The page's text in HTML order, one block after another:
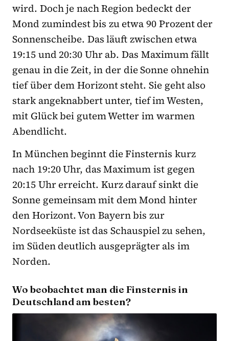
wird. Doch je nach Region bedeckt der
Mond zumindest bis zu etwa 90 Prozent der
Sonnenscheibe. Das läuft zwischen etwa
19:15 und 20:30 Uhr ab. Das Maximum fällt
genau in die Zeit, in der die Sonne ohnehin
tief über dem Horizont steht. Sie geht also
stark angeknabbert unter, tief im Westen,
mit Glück bei gutem Wetter im warmen
Abendlicht.
In München beginnt die Finsternis kurz
nach 19:20 Uhr, das Maximum ist gegen
20:15 Uhr erreicht. Kurz darauf sinkt die
Sonne gemeinsam mit dem Mond hinter
den Horizont. Von Bayern bis zur
Nordseeküste ist das Schauspiel zu sehen,
im Süden deutlich ausgeprägter als im
Norden.
Wo beobachtet man die Finsternis in
Deutschland am besten?